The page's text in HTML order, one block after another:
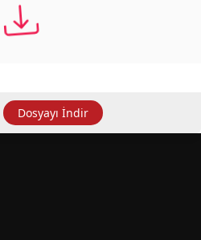
Popüler
Dosyayı İndir